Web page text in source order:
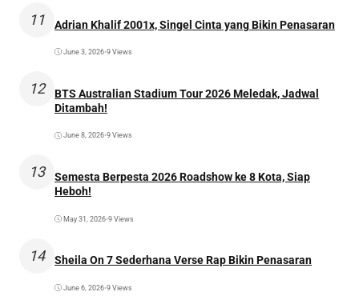
11 Adrian Khalif 2001x, Singel Cinta yang Bikin Penasaran
June 3, 2026•9 Views
12
BTS Australian Stadium Tour 2026 Meledak, Jadwal
Ditambah!
June 8, 2026•9 Views
13
Semesta Berpesta 2026 Roadshow ke 8 Kota, Siap
Heboh!
May 31, 2026•9 Views
14 Sheila On 7 Sederhana Verse Rap Bikin Penasaran
June 6, 2026•9 Views